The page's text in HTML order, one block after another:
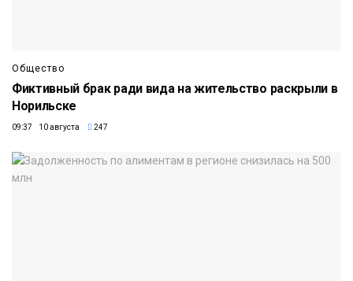
Общество
Фиктивный брак ради вида на жительство раскрыли в
Норильске
09:37 10 августа 247